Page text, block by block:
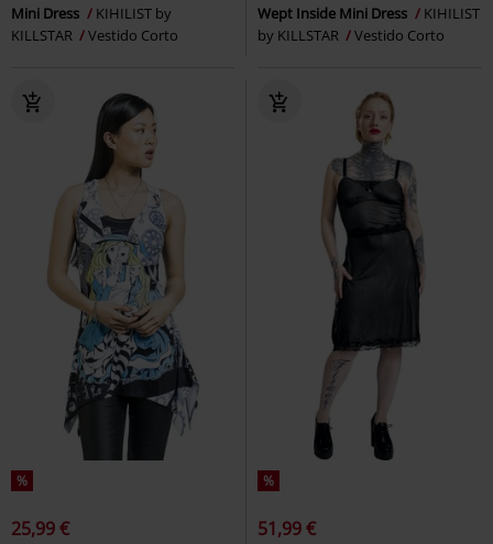
Mini Dress
KIHILIST by
KILLSTAR
Vestido Corto
Wept Inside Mini Dress
KIHILIST
by KILLSTAR
Vestido Corto
%
25,99 €
%
51,99 €